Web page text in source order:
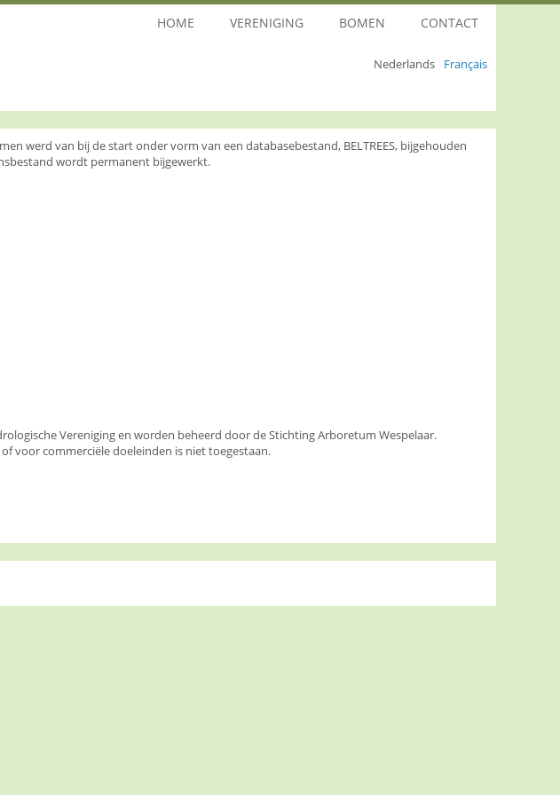
Nederlands Français
HOME VERENIGING BOMEN CONTACT
werd van bij de start onder vorm van een databasebestand, BELTREES, bijgehouden
wordt permanent bijgewerkt.
Vereniging en worden beheerd door de Stichting Arboretum Wespelaar.
voor commerciële doeleinden is niet toegestaan.